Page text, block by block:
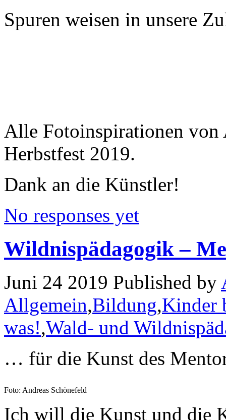
Spuren weisen in unsere
Alle Fotoinspirationen von
Herbstfest 2019.
Dank an die Künstler!
No responses yet
Wildnispädagogik –
Juni 24 2019 Published by
Allgemein,Bildung,Kinder
was!,Wald- und
… für die Kunst des
Foto: Andreas Schönefeld
Ich will die Kunst und die